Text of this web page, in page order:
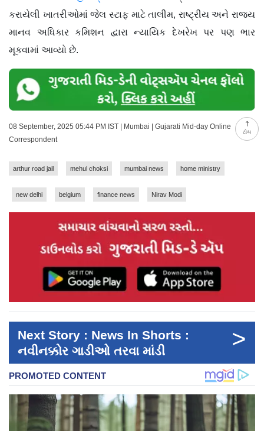
ટોચ
કરાયેલી ખાતરીઓમાં જેલ સ્ટાફ માટે તાલીમ, રાષ્ટ્રીય અને રાજ્ય
માનવ અધિકાર કમિશન દ્વારા ન્યાયિક દેખરેખ પર પણ ભાર
મૂકવામાં આવ્યો છે.
08 September, 2025 05:44 PM IST | Mumbai | Gujarati Mid-day Online
Correspondent
arthur road jail mehul choksi mumbai news home ministry
new delhi belgium finance news Nirav Modi
Next Story : News In Shorts :
નવીનક્કોર ગાડીઓ તરવા માંડી
>